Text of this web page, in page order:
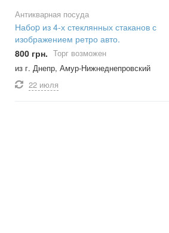
Антикварная посуда
Набоp из 4-х стеклянных стаканов с
изображением ретро авто.
800 грн. Торг возможен
из г. Днепр, Амур-Нижнеднепровский
22 июля